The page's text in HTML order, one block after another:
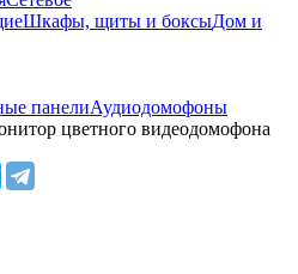
Шкафы, щиты и боксыДом и
панелиАудиодомофоны
цветного видеодомофона